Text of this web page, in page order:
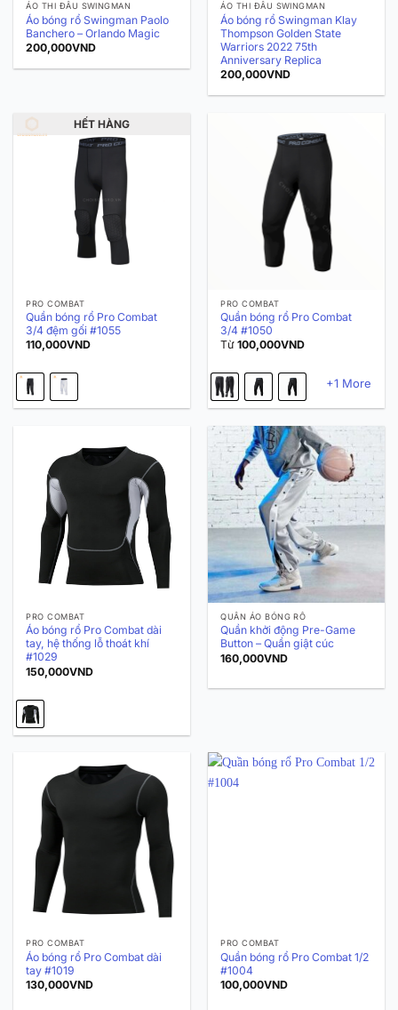
ÁO THI ĐẤU SWINGMAN
Áo bóng rổ Swingman Paolo
Banchero – Orlando Magic
200,000VND
ÁO THI ĐẤU SWINGMAN
Áo bóng rổ Swingman Klay
Thompson Golden State
Warriors 2022 75th
Anniversary Replica
200,000VND
HẾT HÀNG
PRO COMBAT
Quần bóng rổ Pro Combat
3/4 đệm gối #1055
110,000VND
PRO COMBAT
Quần bóng rổ Pro Combat
3/4 #1050
Từ100,000VND
+1 More
PRO COMBAT
Áo bóng rổ Pro Combat dài
tay, hệ thống lỗ thoát khí
#1029
150,000VND
QUẦN ÁO BÓNG RỔ
Quần khởi động Pre-Game
Button – Quần giật cúc
160,000VND
PRO COMBAT
Áo bóng rổ Pro Combat dài
tay #1019
130,000VND
PRO COMBAT
Quần bóng rổ Pro Combat 1/2
#1004
100,000VND